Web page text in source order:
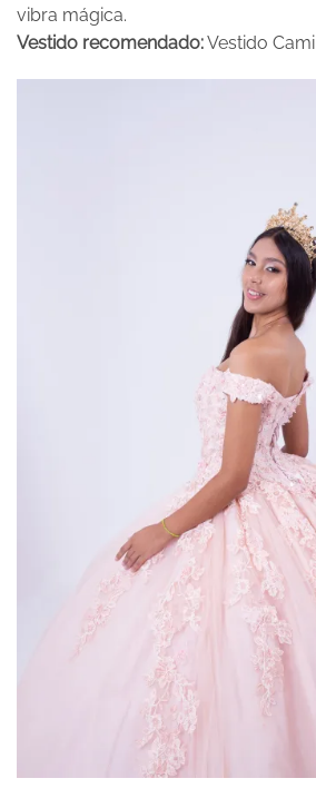
vibra mágica.
Vestido recomendado:Vestido Cami